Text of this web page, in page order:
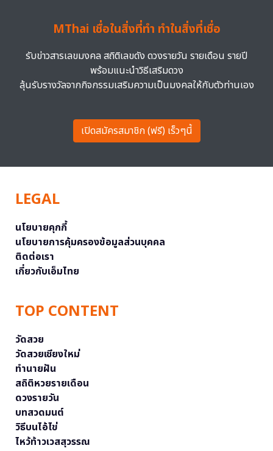
MThai เชื่อในสิ่งที่ทำ ทำในสิ่งที่เชื่อ
รับข่าวสารเลขมงคล สถิติเลขดัง ดวงรายวัน รายเดือน รายปี
พร้อมแนะนำวิธีเสริมดวง
ลุ้นรับรางวัลจากกิจกรรมเสริมความเป็นมงคลให้กับตัวท่านเอง
เปิดสมัครสมาชิก (ฟรี) เร็วๆนี้
LEGAL
นโยบายคุกกี้
นโยบายการคุ้มครองข้อมูลส่วนบุคคล
ติดต่อเรา
เกี่ยวกับเอ็มไทย
TOP CONTENT
วัดสวย
วัดสวยเชียงใหม่
ทำนายฝัน
สถิติหวยรายเดือน
ดวงรายวัน
บทสวดมนต์
วิธีบนไอ้ไข่
ไหว้ท้าวเวสสุวรรณ